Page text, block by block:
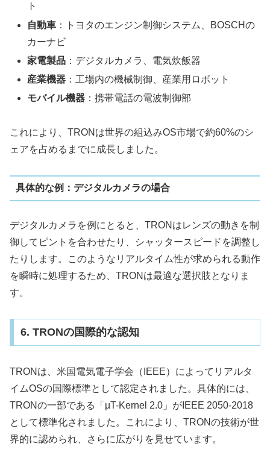
ト
自動車 ：トヨタのエンジン制御システム、BOSCHの
カーナビ
家電製品 ：デジタルカメラ、電気炊飯器
産業機器 ：工場内の機械制御、産業用ロボット
モバイル機器 ：携帯電話の電波制御部
これにより、TRONは世界の組込みOS市場で約60%のシ
ェアを占めるまでに成長しました。
具体的な例：デジタルカメラの場合
デジタルカメラを例にとると、TRONはレンズの動きを制
御してピントを合わせたり、シャッタースピードを調整し
たりします。このようなリアルタイム性が求められる動作
を瞬時に処理するため、TRONは最適な選択肢となりま
す。
6. TRONの国際的な認知
TRONは、米国電気電子学会（IEEE）によってリアルタ
イムOSの国際標準として認定されました。具体的には、
TRONの一部である「µT-Kernel 2.0」がIEEE 2050-2018
として標準化されました。これにより、TRONの技術が世
界的に認められ、さらに広がりを見せています。